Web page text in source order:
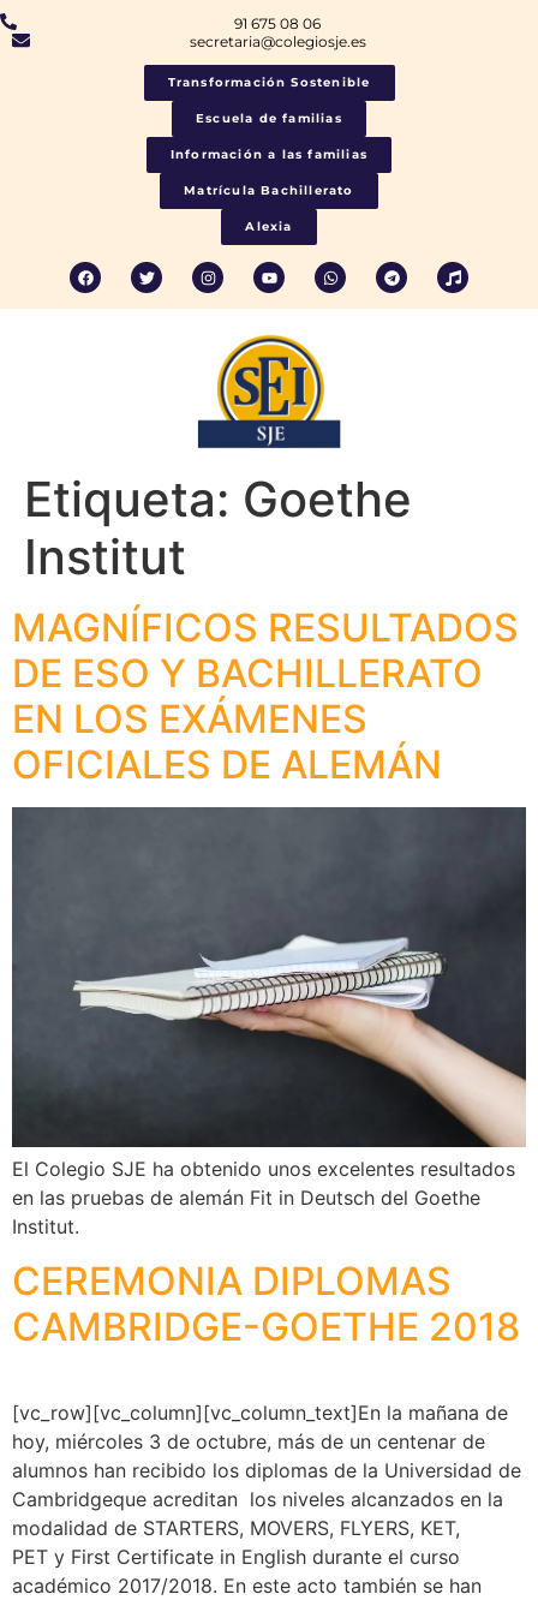
91 675 08 06
secretaria@colegiosje.es
Transformación Sostenible
Escuela de familias
Información a las familias
Matrícula Bachillerato
Alexia
Etiqueta: Goethe
Institut
MAGNÍFICOS RESULTADOS
DE ESO Y BACHILLERATO
EN LOS EXÁMENES
OFICIALES DE ALEMÁN
El Colegio SJE ha obtenido unos excelentes resultados
en las pruebas de alemán Fit in Deutsch del Goethe
Institut.
CEREMONIA DIPLOMAS
CAMBRIDGE-GOETHE 2018
[vc_row][vc_column][vc_column_text]En la mañana de
hoy, miércoles 3 de octubre, más de un centenar de
alumnos han recibido los diplomas de la Universidad de
Cambridgeque acreditan los niveles alcanzados en la
modalidad de STARTERS, MOVERS, FLYERS, KET,
PET y First Certificate in English durante el curso
académico 2017/2018. En este acto también se han